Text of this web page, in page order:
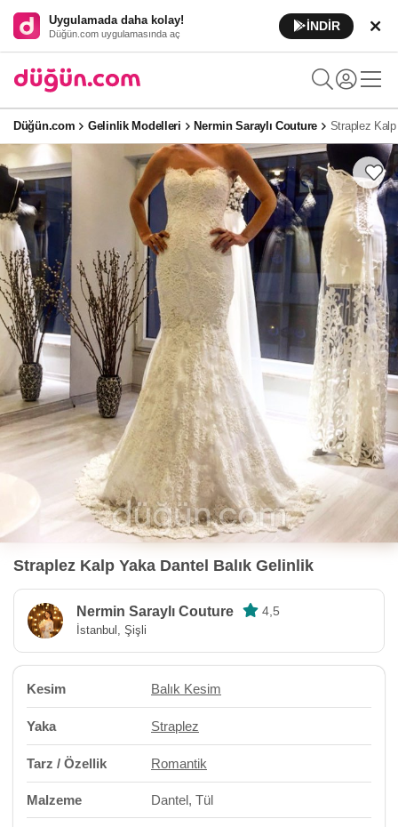
Uygulamada daha kolay!
Düğün.com uygulamasında aç
İNDİR
Düğün.com Gelinlik Modelleri Nermin Saraylı Couture Straplez
Straplez Kalp Yaka Dantel Balık Gelinlik
Nermin Saraylı Couture 4,5
İstanbul, Şişli
Kesim Balık Kesim
Yaka Straplez
Tarz / Özellik Romantik
Malzeme Dantel, Tül